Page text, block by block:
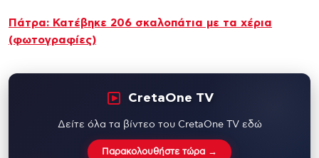
Πάτρα: Κατέβηκε 206 σκαλοπάτια με τα χέρια
(φωτογραφίες)
CretaOne TV
Δείτε όλα τα βίντεο του CretaOne TV εδώ
Παρακολουθήστε τώρα →